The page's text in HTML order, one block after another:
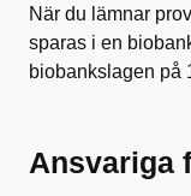
När du lämnar
sparas i en
biobankslagen på
Ansvariga